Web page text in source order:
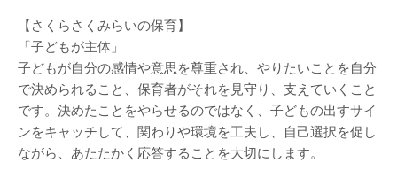
【さくらさくみらいの保育】
「子どもが主体」
子どもが自分の感情や意思を尊重され、やりたいことを自分
で決められること、保育者がそれを見守り、支えていくこと
です。決めたことをやらせるのではなく、子どもの出すサイ
ンをキャッチして、関わりや環境を工夫し、自己選択を促し
ながら、あたたかく応答することを大切にします。